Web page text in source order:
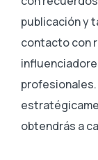
publicación y
contacto con
obtendrás a